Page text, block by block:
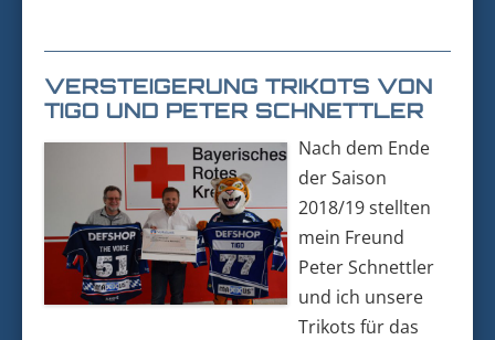
VERSTEIGERUNG TRIKOTS VON
TIGO UND PETER SCHNETTLER
Nach dem Ende
der Saison
2018/19 stellten
mein Freund
Peter Schnettler
und ich unsere
Trikots für das